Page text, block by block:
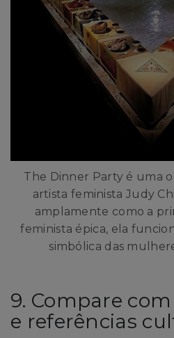
The Dinner Party é uma
artista feminista Judy
amplamente como a
feminista épica, ela
simbólica das
9. Compare
e referências